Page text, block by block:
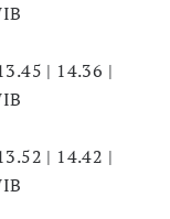
| 14.36 |
| 14.42 |